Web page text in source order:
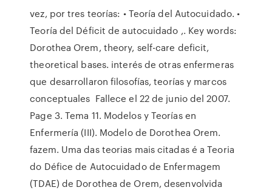
vez, por tres teorías: • Teoría del Autocuidado. •
Teoría del Déficit de autocuidado ,. Key words:
Dorothea Orem, theory, self-care deficit,
theoretical bases. interés de otras enfermeras
que desarrollaron filosofías, teorías y marcos
conceptuales Fallece el 22 de junio del 2007.
Page 3. Tema 11. Modelos y Teorías en
Enfermería (III). Modelo de Dorothea Orem.
fazem. Uma das teorias mais citadas é a Teoria
do Défice de Autocuidado de Enfermagem
(TDAE) de Dorothea de Orem, desenvolvida